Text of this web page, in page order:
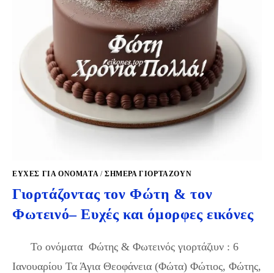
ΕΥΧΈΣ ΓΙΑ ΟΝΌΜΑΤΑ/ΣΉΜΕΡΑ ΓΙΟΡΤΆΖΟΥΝ
Γιορτάζοντας τον Φώτη & τον
Φωτεινό– Ευχές και όμορφες εικόνες
Το ονόματα Φώτης & Φωτεινός γιορτάζιυν : 6
Ιανουαρίου Τα Άγια Θεοφάνεια (Φώτα) Φώτιος, Φώτης,